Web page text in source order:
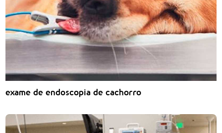
exame de endoscopia de cachorro